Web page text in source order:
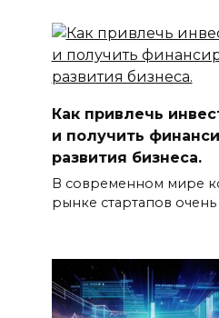
Как привлечь
и получить
развития бизнеса.
В современном мире
рынке стартапов очень